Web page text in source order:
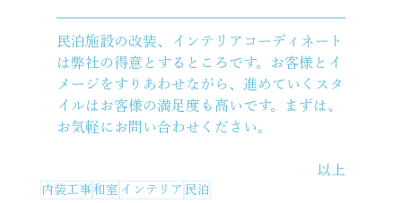
民泊施設の改装、インテリアコーディネート
は弊社の得意とするところです。お客様とイ
メージをすりあわせながら、進めていくスタ
イルはお客様の満足度も高いです。まずは、
お気軽にお問い合わせください。
以上
内装工事和室 インテリア 民泊